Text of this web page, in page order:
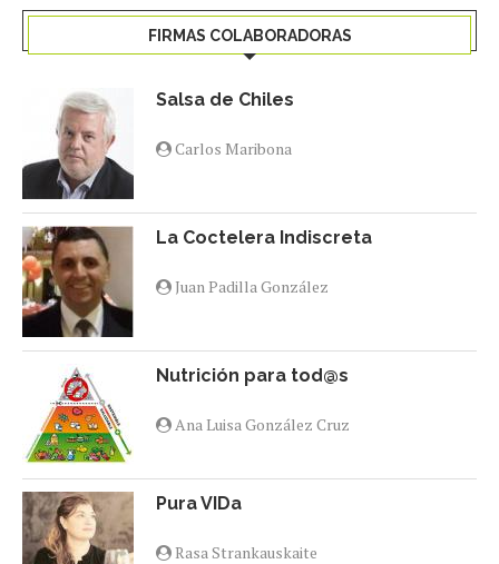
FIRMAS COLABORADORAS
Salsa de Chiles
Carlos Maribona
La Coctelera Indiscreta
Juan Padilla González
Nutrición para tod@s
Ana Luisa González Cruz
Pura VIDa
Rasa Strankauskaite